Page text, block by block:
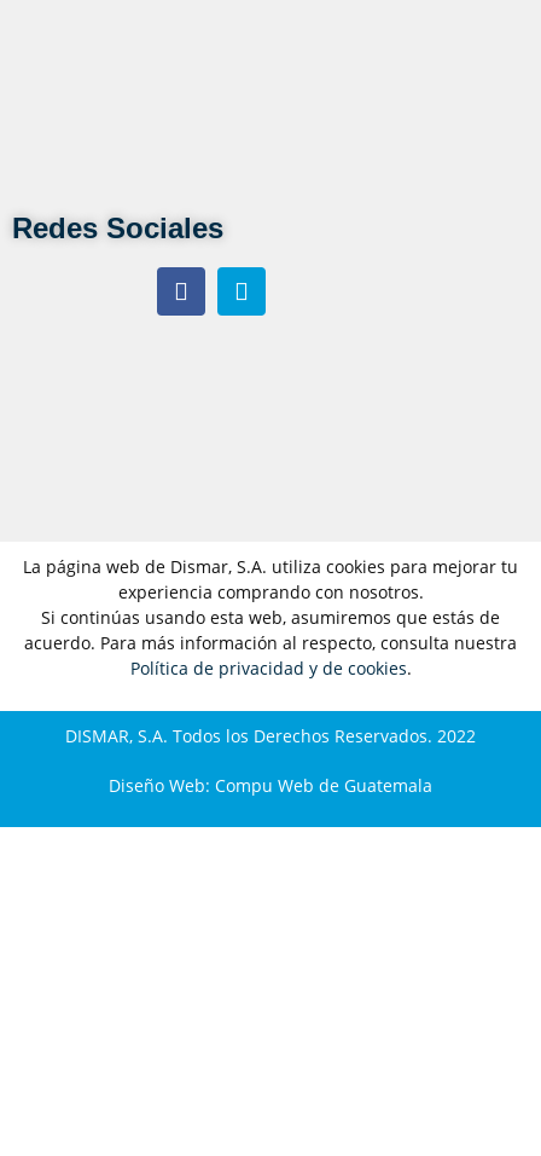
Redes Sociales
La página web de Dismar, S.A. utiliza cookies para mejorar tu
experiencia comprando con nosotros.
Si continúas usando esta web, asumiremos que estás de
acuerdo. Para más información al respecto, consulta nuestra
Política de privacidad y de cookies.
DISMAR, S.A. Todos los Derechos Reservados. 2022
Diseño Web: Compu Web de Guatemala